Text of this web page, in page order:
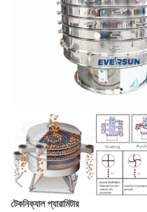
টেকনিক্যাল প্যারামিটার